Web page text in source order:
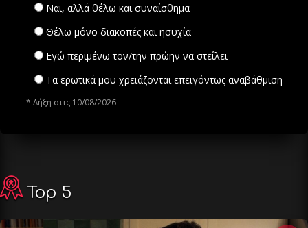
Ναι, αλλά θέλω και συναίσθημα
Θέλω μόνο διακοπές και ησυχία
Εγώ περιμένω τον/την πρώην να στείλει
Τα ερωτικά μου χρειάζονται επειγόντως αναβάθμιση
* Λήξη στις 10/08/2026
Top 5